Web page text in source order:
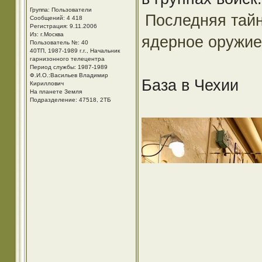
Группа: Пользователи
Сообщений: 4 418
Регистрация: 9.11.2006
Из: г.Москва
Пользователь №: 40
40ТП, 1987-1989 г.г., Начальник
гарнизонного телецентра
Период службы: 1987-1989
Ф.И.О.:Васильев Владимир
Кириллович
На планете Земля
Подразделение: 47518, 2ТБ
Последняя
ядерное
База в Чехии